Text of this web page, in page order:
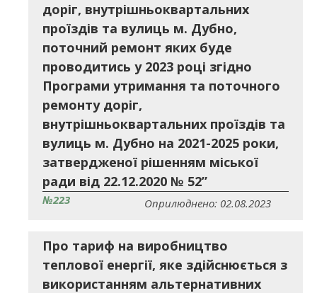
доріг, внутрішньоквартальних
проїздів та вулиць м. Дубно,
поточний ремонт яких буде
проводитись у 2023 році згідно
Програми утримання та поточного
ремонту доріг,
внутрішньоквартальних проїздів та
вулиць м. Дубно на 2021-2025 роки,
затвердженої рішенням міської
ради від 22.12.2020 № 52”
№223 Оприлюднено: 02.08.2023
Про тариф на виробництво
теплової енергії, яке здійснюється з
використанням альтернативних